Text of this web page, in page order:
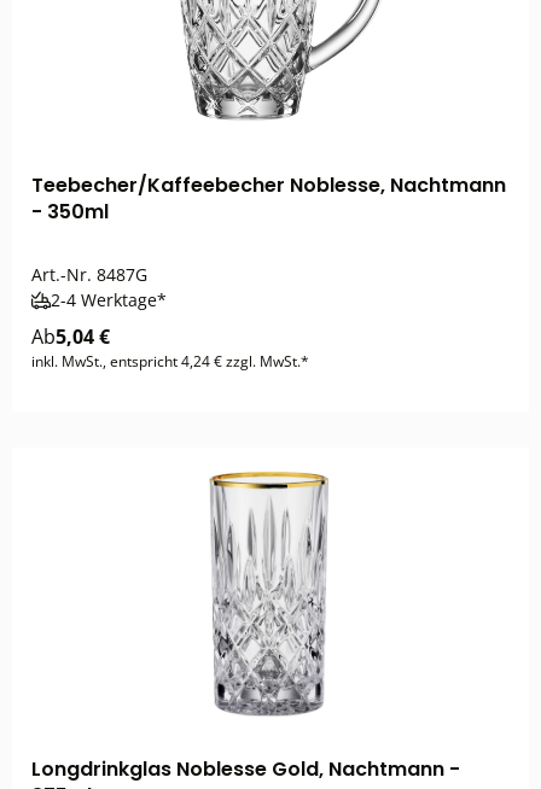
Teebecher/Kaffeebecher Noblesse, Nachtmann
- 350ml
Art.-Nr. 8487G
2-4 Werktage*
Ab5,04 €
inkl. MwSt., entspricht 4,24 € zzgl. MwSt.*
Longdrinkglas Noblesse Gold, Nachtmann -